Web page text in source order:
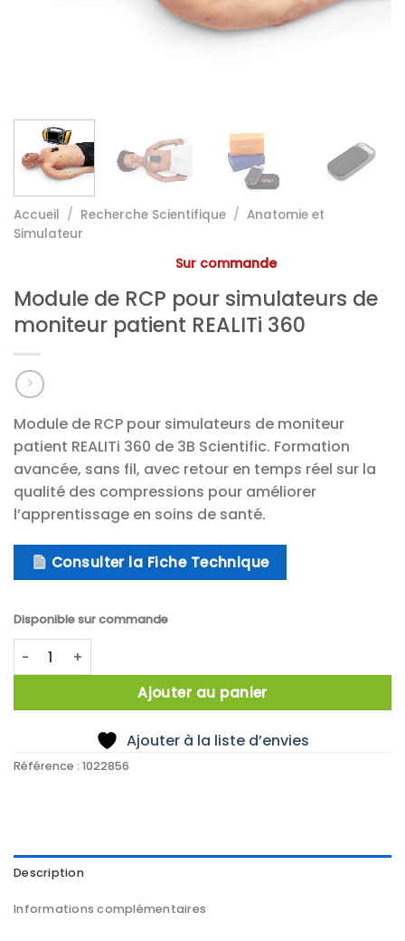
Accueil / Recherche Scientifique / Anatomie et
Simulateur
Sur commande
Module de RCP pour simulateurs de
moniteur patient REALITi 360
Module de RCP pour simulateurs de moniteur
patient REALITi 360 de 3B Scientific. Formation
avancée, sans fil, avec retour en temps réel sur la
qualité des compressions pour améliorer
l’apprentissage en soins de santé.
Consulter la Fiche Technique
Disponible sur commande
quantité de Module de RCP pour simulateurs de moniteur
Ajouter au panier
Ajouter à la liste d’envies
Référence : 1022856
Description
Informations complémentaires